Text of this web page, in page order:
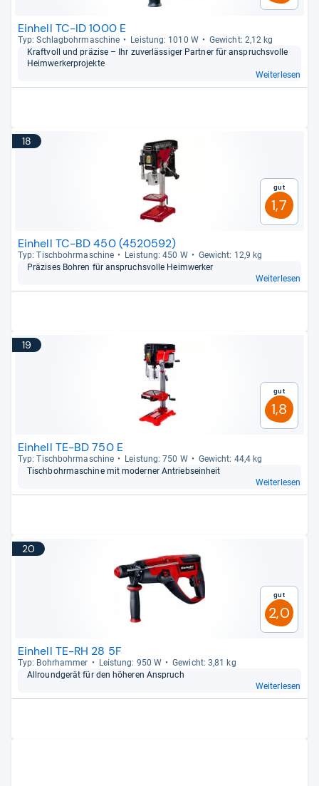
Einhell TC-ID 1000 E
Typ: Schlag­bohr­ma­schine Leis­tung: 1010 W
Gewicht: 2,12 kg
Kraft­voll und prä­zise – Ihr zuver­läs­si­ger Part­ner für anspruchs­volle
Heim­wer­ker­pro­jekte
Weiterlesen
18
Gut
1,7
Einhell TC-BD 450 (4520592)
Typ: Tisch­bohr­ma­schine Leis­tung: 450 W
Gewicht: 12,9 kg
Prä­zi­ses Boh­ren für anspruchs­volle Heim­wer­ker
Weiterlesen
19
Gut
1,8
Einhell TE-BD 750 E
Typ: Tisch­bohr­ma­schine Leis­tung: 750 W
Gewicht: 44,4 kg
Tisch­bohr­ma­schine mit moder­ner Antriebs­ein­heit
Weiterlesen
20
Gut
2,0
Einhell TE-RH 28 5F
Typ: Bohr­ham­mer Leis­tung: 950 W
Gewicht: 3,81 kg
All­round­ge­rät für den höhe­ren Anspruch
Weiterlesen